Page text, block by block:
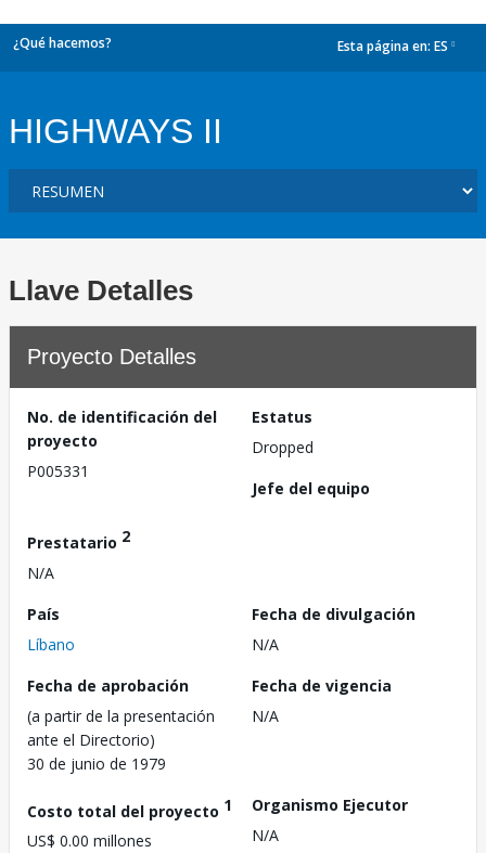
¿Qué hacemos? Esta página en: ES
HIGHWAYS II
Llave Detalles
Proyecto Detalles
No. de identificación del
proyecto
P005331
Estatus
Dropped
Jefe del equipo
Prestatario 2
N/A
País
Líbano
Fecha de divulgación
N/A
Fecha de aprobación
(a partir de la presentación
ante el Directorio)
30 de junio de 1979
Fecha de vigencia
N/A
Costo total del proyecto 1
US$ 0.00 millones
Organismo Ejecutor
N/A